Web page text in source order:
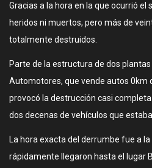
Gracias a la hora en la que ocurrió
heridos ni muertos, pero más de
totalmente destruidos.
Parte de la estructura de dos
Automotores, que vende autos 0km
provocó la destrucción casi
dos decenas de vehículos que
La hora exacta del derrumbe fue a
rápidamente llegaron hasta el lugar